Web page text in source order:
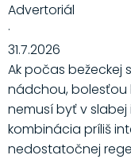
Ak počas bežeckej
nádchou, bolesťou
nemusí byť v
kombinácia príliš
nedostatočnej
Advertoriál
·
31.7.2026